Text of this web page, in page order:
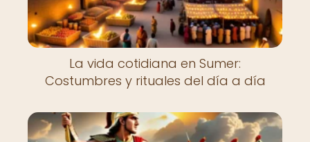
La vida cotidiana en Sumer:
Costumbres y rituales del día a día